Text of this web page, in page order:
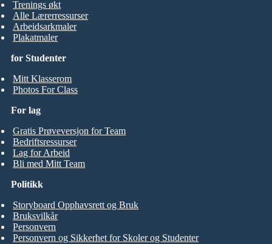
for Studenter
Mitt Klasserom
Photos For Class
Trenings økt
Alle Lærerressurser
Arbeidsarkmaler
Plakatmaler
For lag
Gratis Prøveversjon for Team
Bedriftsressurser
Lag for Arbeid
Bli med Mitt Team
Politikk
Storyboard Opphavsrett og Bruk
Bruksvilkår
Personvern
Personvern og Sikkerhet for Skoler og Studenter